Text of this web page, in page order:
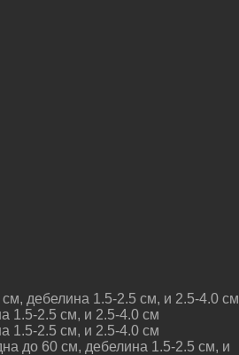
дебелина 1.5-2.5 см, и 2.5-4.0 см
1.5-2.5 см, и 2.5-4.0 см
1.5-2.5 см, и 2.5-4.0 см
до 60 см, дебелина 1.5-2.5 см, и